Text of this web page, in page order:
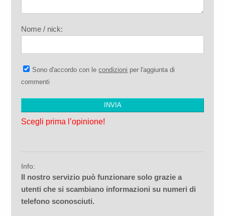
Nome / nick:
Sono d'accordo con lecondizioni per l'aggiunta di
commenti
Scegli prima l’opinione!
Info:
Il nostro servizio può funzionare solo grazie a
utenti che si scambiano informazioni su numeri di
telefono sconosciuti.